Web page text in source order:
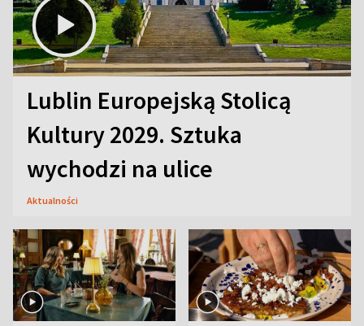
Lublin Europejską Stolicą
Kultury 2029. Sztuka
wychodzi na ulice
Aktualności